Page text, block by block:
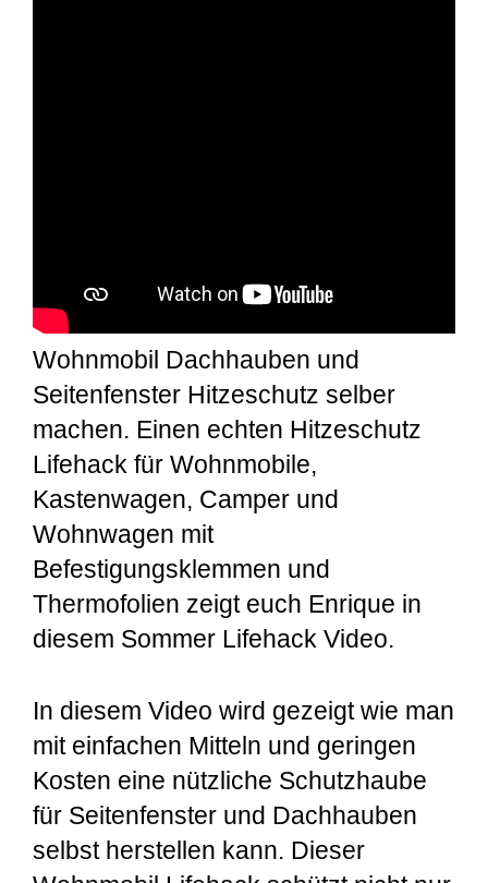
Wohnmobil Dachhauben und
Seitenfenster Hitzeschutz selber
machen. Einen echten Hitzeschutz
Lifehack für Wohnmobile,
Kastenwagen, Camper und
Wohnwagen mit
Befestigungsklemmen und
Thermofolien zeigt euch Enrique in
diesem Sommer Lifehack Video.
In diesem Video wird gezeigt wie man
mit einfachen Mitteln und geringen
Kosten eine nützliche Schutzhaube
für Seitenfenster und Dachhauben
selbst herstellen kann. Dieser